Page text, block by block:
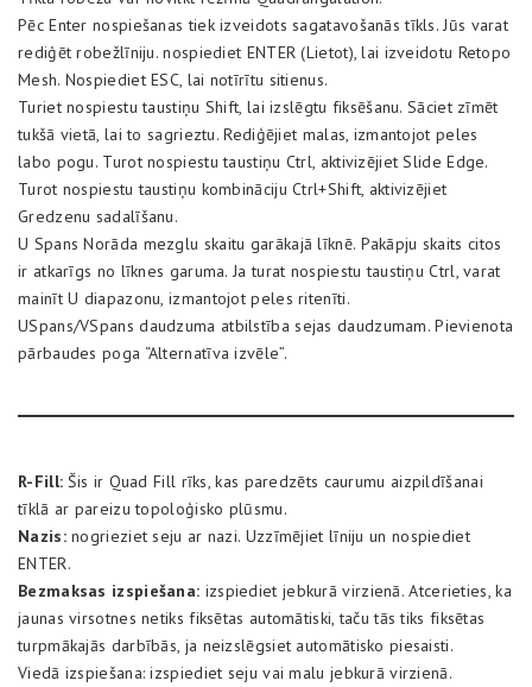
Pēc Enter nospiešanas tiek izveidots sagatavošanās tīkls. Jūs varat
rediģēt robežlīniju. nospiediet ENTER (Lietot), lai izveidotu Retopo
Mesh. Nospiediet ESC, lai notīrītu sitienus.
Turiet nospiestu taustiņu Shift, lai izslēgtu fiksēšanu. Sāciet zīmēt
tukšā vietā, lai to sagrieztu. Rediģējiet malas, izmantojot peles
labo pogu. Turot nospiestu taustiņu Ctrl, aktivizējiet Slide Edge.
Turot nospiestu taustiņu kombināciju Ctrl+Shift, aktivizējiet
Gredzenu sadalīšanu.
U Spans Norāda mezglu skaitu garākajā līknē. Pakāpju skaits citos
ir atkarīgs no līknes garuma. Ja turat nospiestu taustiņu Ctrl, varat
mainīt U diapazonu, izmantojot peles ritenīti.
USpans/VSpans daudzuma atbilstība sejas daudzumam. Pievienota
pārbaudes poga “Alternatīva izvēle”.
R-Fill: Šis ir Quad Fill rīks, kas paredzēts caurumu aizpildīšanai
tīklā ar pareizu topoloģisko plūsmu.
Nazis:nogrieziet seju ar nazi. Uzzīmējiet līniju un nospiediet
ENTER.
Bezmaksas izspiešana: izspiediet jebkurā virzienā. Atcerieties, ka
jaunas virsotnes netiks fiksētas automātiski, taču tās tiks fiksētas
turpmākajās darbībās, ja neizslēgsiet automātisko piesaisti.
Viedā izspiešana: izspiediet seju vai malu jebkurā virzienā.